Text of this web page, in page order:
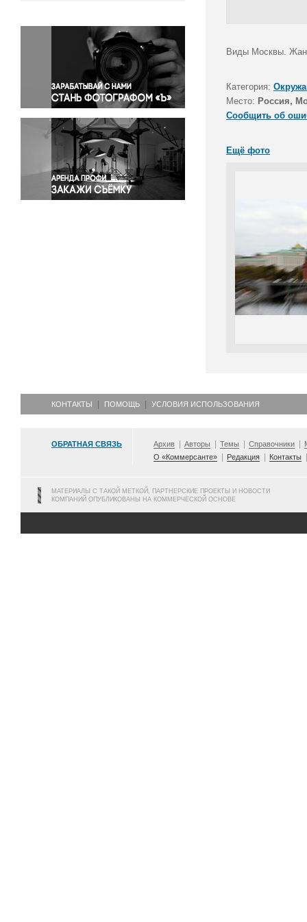
Окружающая среда
Политика
Правосудие
Происшествия и конфликты
Религия
Светская жизнь
Спорт
Экология
Экономика и бизнес
Виды Москвы.
Категория:
Место: Россия,
Сообщить об
Ещё фото
КОНТАКТЫ ПОМОЩЬ УСЛОВИЯ ИСПОЛЬЗОВАНИЯ
ОБРАТНАЯ СВЯЗЬ Архив Авторы Темы Справочники
О «Коммерсанте»
Редакция Контакты
МАТЕРИАЛЫ С ТАКОЙ МЕТКОЙ, ПАРТНЕРСКИЕ ПРОЕКТЫ И НОВОСТИ
КОМПАНИЙ ОПУБЛИКОВАНЫ НА КОММЕРЧЕСКОЙ ОСНОВЕ